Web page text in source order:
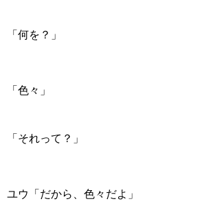
「何を？」
「色々」
「それって？」
ユウ「だから、色々だよ」